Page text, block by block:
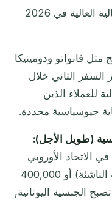
لدى الأفراد الألمان ذوي الملاءة المالية العالية في 2026
مثل فانواتو ودومينيكا
السفر الثاني خلال
للعملاء الذين
جيوسياسية محددة.
في الاتحاد الأوروبي
من 250,000 يورو (مسار الشركات الناشئة) أو 400,000
إقامة، تصبح الجنسية اليونانية,